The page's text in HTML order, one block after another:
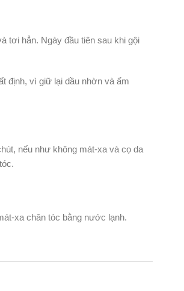
tơi hẳn. Ngày đầu tiên sau khi gội
định, vì giữ lại dầu nhờn và ẩm
nếu như không mát-xa và cọ da
xa chân tóc bằng nước lạnh.